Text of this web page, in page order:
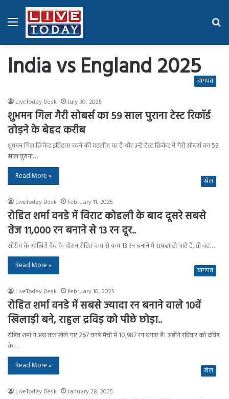
Menu
India vs England 2025बागपत
LiveToday Desk July 30, 2025
शुभमन गिल गैरी सोबर्स का 59 साल पुराना टेस्ट रिकॉर्ड
तोड़ने के बेहद करीब
शुभमन गिल क्रिकेट इतिहास रचने की दहलीज़ पर हैं और उन्हें टेस्ट क्रिकेट में गैरी सोबर्स का 59
साल पुराना…
Read More »
खेल
LiveToday Desk February 11, 2025
रोहित शर्मा वनडे में विराट कोहली के बाद दूसरे सबसे
तेज 11,000 रन बनाने से 13 रन दूर..
सीरीज के आखिरी मैच के दौरान रोहित कम से कम 13 रन बनाने में सफल हो जाते हैं, तो वह…
Read More »
बागपत
LiveToday Desk February 10, 2025
रोहित शर्मा वनडे में सबसे ज्यादा रन बनाने वाले 10वें
खिलाड़ी बने, राहुल द्रविड़ को पीछे छोड़ा..
रोहित शर्मा ने अब तक खेले गए 267 वनडे मैचों में 10,987 रन बनाए हैं। उन्होंने रविवार को द्रविड़
के…
Read More »
खेल
LiveToday Desk January 28, 2025